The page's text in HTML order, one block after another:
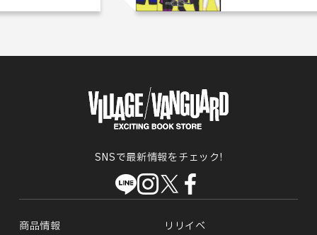
SNSで最新情報をチェック!
商品情報
リリイベ